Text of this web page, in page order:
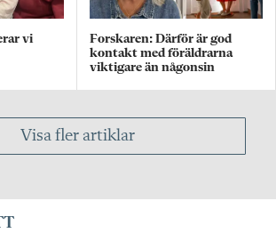
vi
Forskaren: Därför är god
kontakt med föräldrarna
viktigare än någonsin
Visa fler artiklar